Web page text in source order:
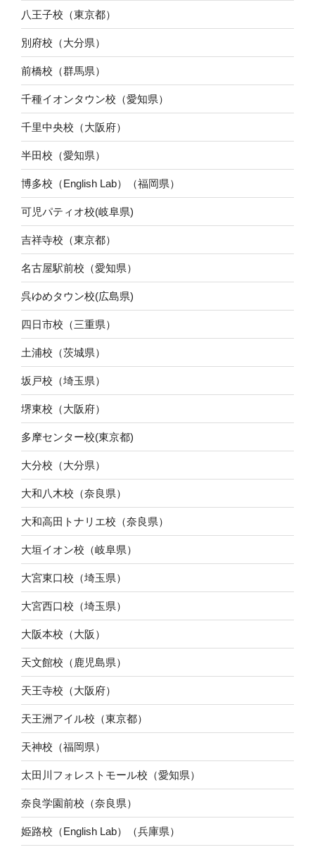
八王子校（東京都）
別府校（大分県）
前橋校（群馬県）
千種イオンタウン校（愛知県）
千里中央校（大阪府）
半田校（愛知県）
博多校（English Lab）（福岡県）
可児パティオ校(岐阜県)
吉祥寺校（東京都）
名古屋駅前校（愛知県）
呉ゆめタウン校(広島県)
四日市校（三重県）
土浦校（茨城県）
坂戸校（埼玉県）
堺東校（大阪府）
多摩センター校(東京都)
大分校（大分県）
大和八木校（奈良県）
大和高田トナリエ校（奈良県）
大垣イオン校（岐阜県）
大宮東口校（埼玉県）
大宮西口校（埼玉県）
大阪本校（大阪）
天文館校（鹿児島県）
天王寺校（大阪府）
天王洲アイル校（東京都）
天神校（福岡県）
太田川フォレストモール校（愛知県）
奈良学園前校（奈良県）
姫路校（English Lab）（兵庫県）